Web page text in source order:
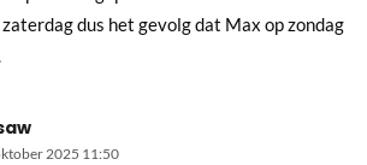
zaterdag dus het gevolg dat Max op zondag
2025 11:50